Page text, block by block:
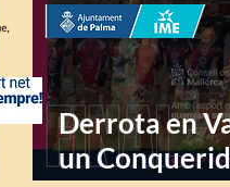
Derrota en
un